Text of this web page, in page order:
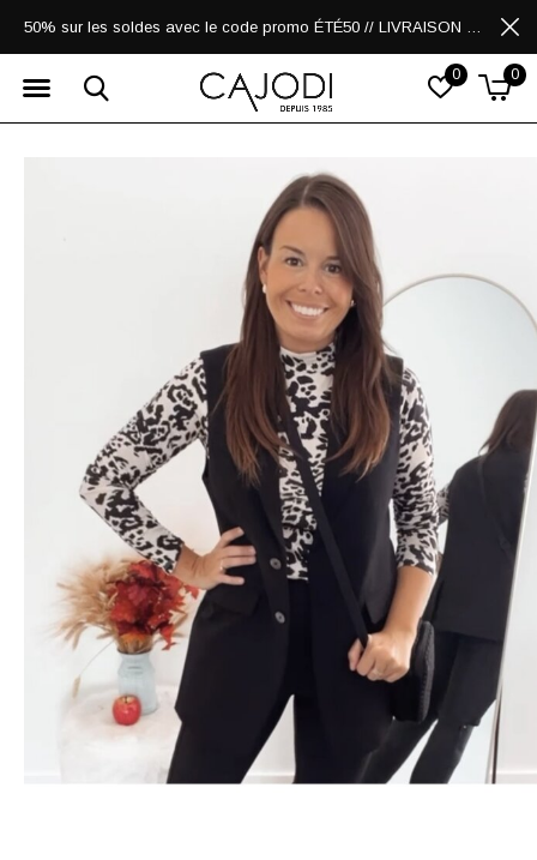
0 0
50% sur les soldes avec le code promo ÉTÉ50 // LIVRAISON GRATUITE POUR LES ACHATS DE 250$ ET PLUS